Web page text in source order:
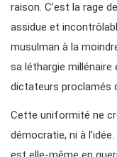
raison. C’est la rage
assidue et
musulman à la
sa léthargie
dictateurs proclamés
Cette uniformité ne
démocratie, ni à